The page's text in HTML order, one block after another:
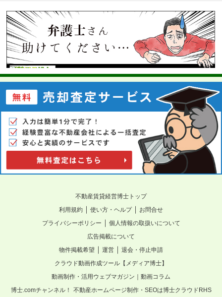
不動産賃貸経営博士トップ
利用規約 ｜ 使い方・ヘルプ｜ お問合せ
プライバシーポリシー ｜ 個人情報の取扱いについて
広告掲載について
物件掲載希望 ｜ 運営 ｜ 退会・停止申請
クラウド動画作成ツール【メディア博士】
動画制作・活用ウェブマガジン｜動画コラム
博士.comチャンネル！
不動産ホームページ制作・SEOは博士クラウドRHS